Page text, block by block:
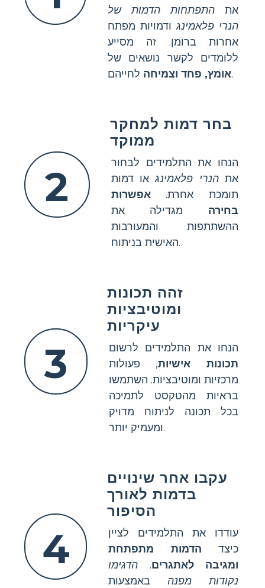
את התפתחות הדמות של
הנרי פלאמינגודמויות מפתח
אחרות ברומן. זה מסייע
ללומדים לקשר נושאים של
אומץ, פחד וצמיחהלחייהם.
2
בחר דמות למחקר
ממוקד
הנחו את התלמידים לבחור
אתהנרי פלאמינגאו דמות
תומכת אחרת.אפשרות
בחירה מגדילה את
ההשתתפות והמעורבות
האישית בניתוח.
3
זהה תכונות
ומוטיבציות
עיקריות
הנחו את התלמידים לרשום
תכונות אישיות, פעולות
מרכזיות ומוטיבציות. השתמשו
בראיות מהטקסט לתמיכה
בכל תכונה לניתוח מדויק
ומעמיק יותר.
4
עקבו אחר שינויים
בדמות לאורך
הסיפור
עודדו את התלמידים לציין
כיצד הדמות מתפתחת
ומגיבה לאתגרים. הדגימו
נקודות מפנהבאמצעות